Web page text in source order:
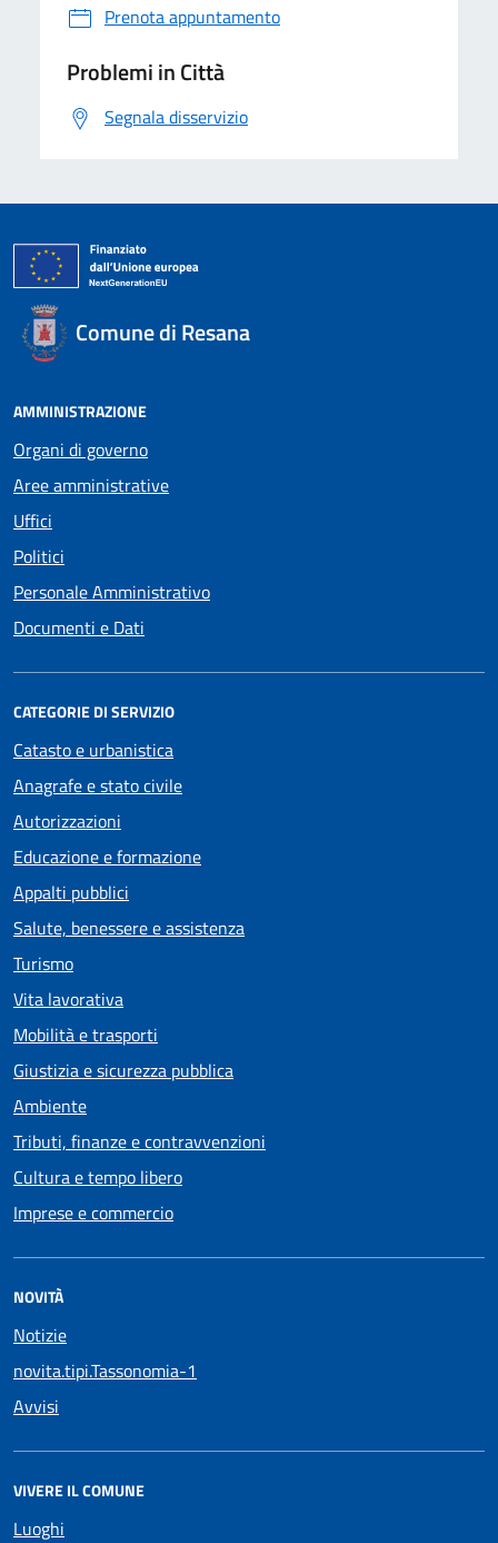
Prenota appuntamento
Problemi in Città
Segnala disservizio
Comune di Resana
AMMINISTRAZIONE
Organi di governo
Aree amministrative
Uffici
Politici
Personale Amministrativo
Documenti e Dati
CATEGORIE DI SERVIZIO
Catasto e urbanistica
Anagrafe e stato civile
Autorizzazioni
Educazione e formazione
Appalti pubblici
Salute, benessere e assistenza
Turismo
Vita lavorativa
Mobilità e trasporti
Giustizia e sicurezza pubblica
Ambiente
Tributi, finanze e contravvenzioni
Cultura e tempo libero
Imprese e commercio
NOVITÀ
Notizie
novita.tipi.Tassonomia-1
Avvisi
VIVERE IL COMUNE
Luoghi